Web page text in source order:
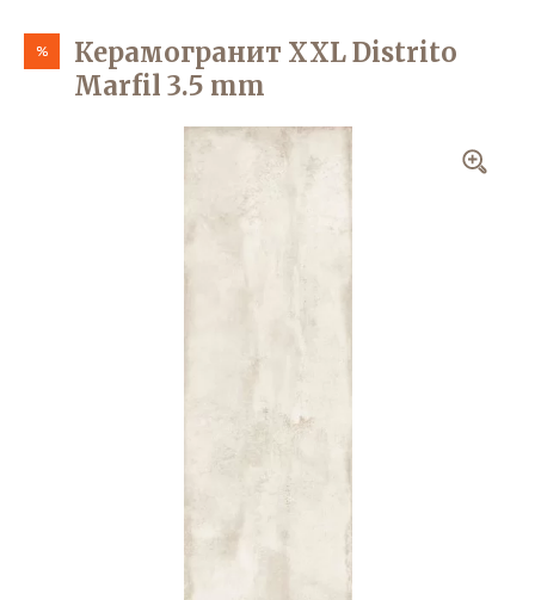
%
Керамогранит XXL Distrito
Marfil 3.5 mm